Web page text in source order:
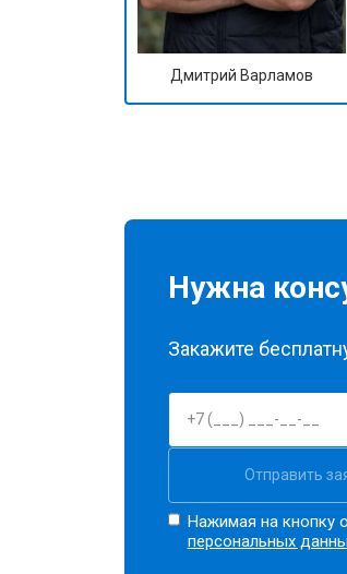
Дмитрий Варламов
Нужна
Закажите
Отправить
Нажимая на кнопку
персональных